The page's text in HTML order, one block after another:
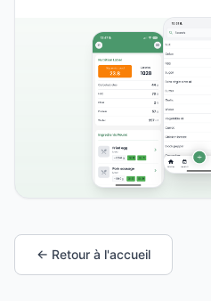
← Retour à l'accueil